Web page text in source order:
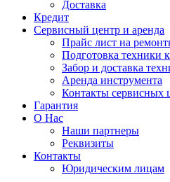
Доставка
Кредит
Сервисный центр и аренда
Прайс лист на
Подготовка техники
Забор и доставка
Аренда инструмента
Контакты сервисных
Гарантия
О Нас
Наши партнеры
Реквизиты
Контакты
Юридическим лицам